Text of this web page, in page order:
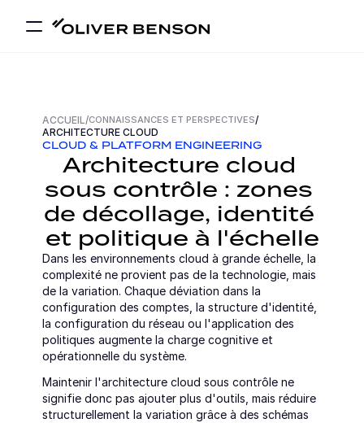
ACCUEIL/CONNAISSANCES ET PERSPECTIVES/
ARCHITECTURE CLOUD
CLOUD & PLATFORM ENGINEERING
Architecture cloud
sous contrôle : zones
de décollage, identité
et politique à l'échelle
Dans les environnements cloud à grande échelle, la
complexité ne provient pas de la technologie, mais
de la variation. Chaque déviation dans la
configuration des comptes, la structure d'identité,
la configuration du réseau ou l'application des
politiques augmente la charge cognitive et
opérationnelle du système.
Maintenir l'architecture cloud sous contrôle ne
signifie donc pas ajouter plus d'outils, mais réduire
structurellement la variation grâce à des schémas